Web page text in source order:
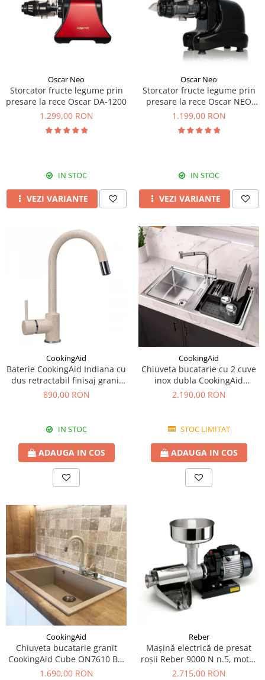
chiuvete
Accesorii chiuvete bucatarie
Gratar protectie chiuveta
Tocatoare lemn si sticla
Sisteme de scurgere si cleme
Tavita scurgere vase/legume/fructe
Dispenser detergent
Rasnite de cafea
Roboti de bucatarie
Combine frigorifice
Espressoare cafea
Aparate de gatit-aragazuri
Seturi Electrocasnice
Termostate si senzori Livolo
Sonerii electrice
Construieste singur
Panouri si rame
Oscar Neo
Storcator fructe legume prin
presare la rece Oscar DA-1200
1.299,00 RON
IN STOC
VEZI VARIANTE
Oscar Neo
Storcator fructe legume prin
presare la rece Oscar NEO
DA1000
1.199,00 RON
IN STOC
VEZI VARIANTE
CookingAid
Baterie CookingAid Indiana cu
dus retractabil finisaj granit
Bej Pigmentat / Avena
890,00 RON
IN STOC
ADAUGA IN COS
CookingAid
Chiuveta bucatarie cu 2 cuve
inox dubla CookingAid
FUSION 86BB
2.190,00 RON
STOC LIMITAT
ADAUGA IN COS
CookingAid
Chiuveta bucatarie granit
CookingAid Cube ON7610 Bej
Pigmentat / Avena + accesorii
1.690,00 RON
Reber
Mașină electrică de presat
roşii Reber 9000 N n.5, motor
prin inducție de 600W,
2.715,00 RON